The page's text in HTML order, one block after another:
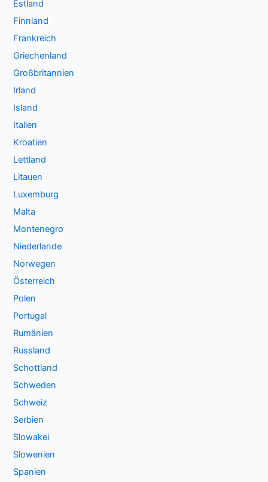
Estland
Finnland
Frankreich
Griechenland
Großbritannien
Irland
Island
Italien
Kroatien
Lettland
Litauen
Luxemburg
Malta
Montenegro
Niederlande
Norwegen
Österreich
Polen
Portugal
Rumänien
Russland
Schottland
Schweden
Schweiz
Serbien
Slowakei
Slowenien
Spanien